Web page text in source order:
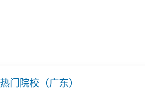
门院校（广东）